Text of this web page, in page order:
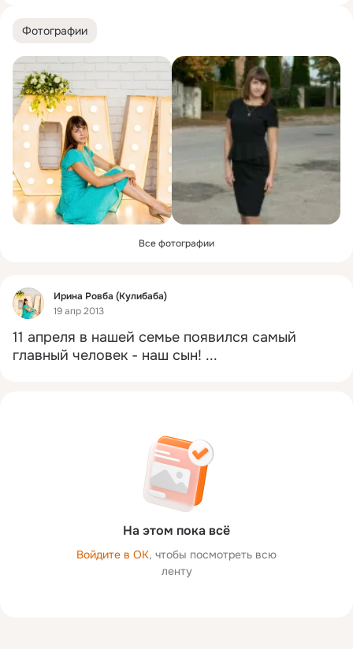
Фотографии
Все фотографии
Фид
Ирина Ровба (Кулибаба)
19 апр 2013
11 апреля в нашей семье появился самый
главный человек - наш сын! ...
На этом пока всё
Войдите в ОК, чтобы посмотреть всю
ленту